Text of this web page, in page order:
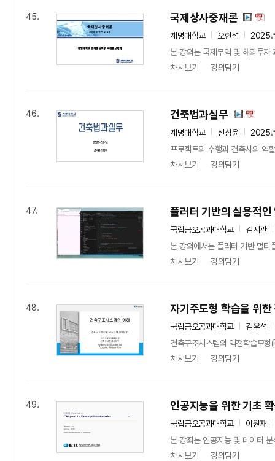
45. 국제상사중재론
계명대학교 오현석
2025
본 강의는 국제무역 및 해외투자
차시보기
강의담기
46. 건축법과실무
계명대학교 신상윤
2025
프로젝트의 수행과 건축사의 역
차시보기
강의담기
47. 플러터 기반의 실용적인
국립금오공과대학교
김시관
본 강의에서는 플러터 기반 멀티
차시보기
강의담기
48. 자기주도형 학습을 위
국립금오공과대학교
김우석
건축구조시스템의 역전학습모
차시보기
강의담기
49. 인공지능을 위한 기초
국립금오공과대학교
이원재
본 강좌는 인공지능 및 데이터
차시보기
강의담기